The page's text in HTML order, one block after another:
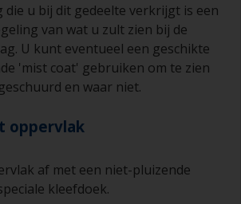
die u bij dit gedeelte verkrijgt is een
van wat u zult zien bij de
U kunt eventueel een geschikte
'mist coat' gebruiken om te zien
en waar niet.
oppervlak
af met een niet-pluizende
kleefdoek.